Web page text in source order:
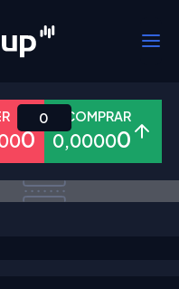
Metais Ações
0
COMPRAR
0,00000
0